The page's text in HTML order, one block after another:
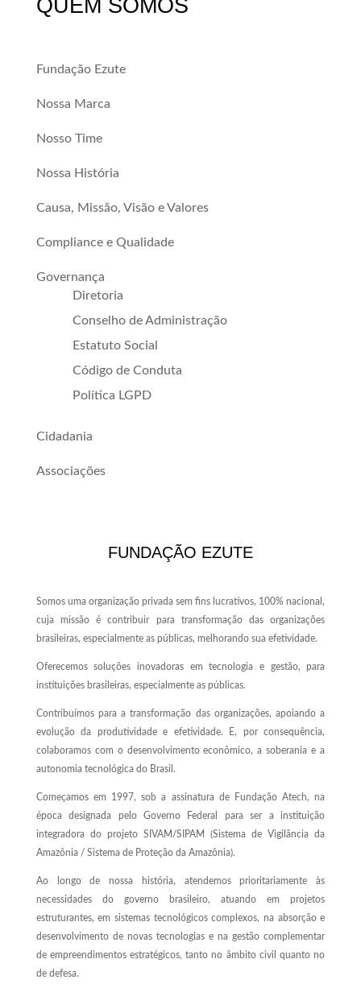
QUEM SOMOS
Fundação Ezute
Nossa Marca
Nosso Time
Nossa História
Causa, Missão, Visão e Valores
Compliance e Qualidade
Governança
Diretoria
Conselho de Administração
Estatuto Social
Código de Conduta
Política LGPD
Cidadania
Associações
FUNDAÇÃO EZUTE
Somos uma organização privada sem fins lucrativos, 100% nacional,
cuja missão é contribuir para transformação das organizações
brasileiras, especialmente as públicas, melhorando sua efetividade.
Oferecemos soluções inovadoras em tecnologia e gestão, para
instituições brasileiras, especialmente as públicas.
Contribuímos para a transformação das organizações, apoiando a
evolução da produtividade e efetividade. E, por consequência,
colaboramos com o desenvolvimento econômico, a soberania e a
autonomia tecnológica do Brasil.
Começamos em 1997, sob a assinatura de Fundação Atech, na
época designada pelo Governo Federal para ser a instituição
integradora do projeto SIVAM/SIPAM (Sistema de Vigilância da
Amazônia / Sistema de Proteção da Amazônia).
Ao longo de nossa história, atendemos prioritariamente às
necessidades do governo brasileiro, atuando em projetos
estruturantes, em sistemas tecnológicos complexos, na absorção e
desenvolvimento de novas tecnologias e na gestão complementar
de empreendimentos estratégicos, tanto no âmbito civil quanto no
de defesa.